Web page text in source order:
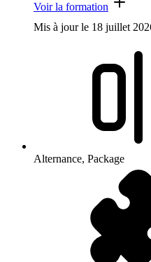
Voir la formation
Mis à jour le 18 juillet
Alternance, Package